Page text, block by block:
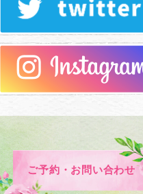
ご予約・お問い合わせ